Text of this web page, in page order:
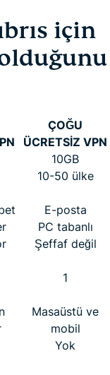
için
ÇOĞU
ÜCRETSİZ VPN
10GB
10-50 ülke
E-posta
PC tabanlı
Şeffaf değil
1
Masaüstü ve
mobil
Yok